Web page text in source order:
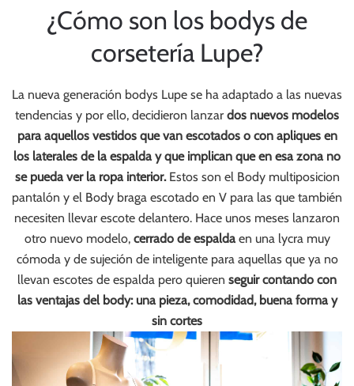
¿Cómo son los bodys de
corsetería Lupe?
La nueva generación bodys Lupe se ha adaptado a las nuevas
tendencias y por ello, decidieron lanzar dos nuevos modelos
para aquellos vestidos que van escotados o con apliques en
los laterales de la espalda y que implican que en esa zona no
se pueda ver la ropa interior.Estos son el Body multiposicion
pantalón y el Body braga escotado en V para las que también
necesiten llevar escote delantero. Hace unos meses lanzaron
otro nuevo modelo,cerrado de espaldaen una lycra muy
cómoda y de sujeción de inteligente para aquellas que ya no
llevan escotes de espalda pero quieren seguir contando con
las ventajas del body: una pieza, comodidad, buena forma y
sin cortes